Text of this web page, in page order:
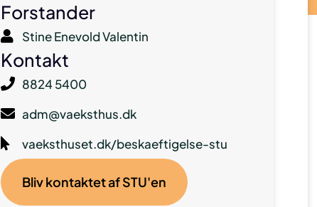
Forstander
Stine Enevold Valentin
Kontakt
8824 5400
adm@vaeksthus.dk
vaeksthuset.dk/beskaeftigelse-stu
Bliv kontaktet af STU'en